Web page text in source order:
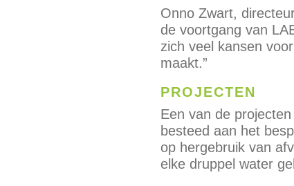
Onno Zwart,
de voortgang van
zich veel kansen
maakt.”
PROJECTEN
Een van de
besteed aan het
op hergebruik van
elke druppel water